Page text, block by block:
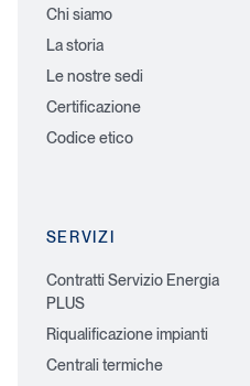
Chi siamo
La storia
Le nostre sedi
Certificazione
Codice etico
SERVIZI
Contratti Servizio Energia
PLUS
Riqualificazione impianti
Centrali termiche